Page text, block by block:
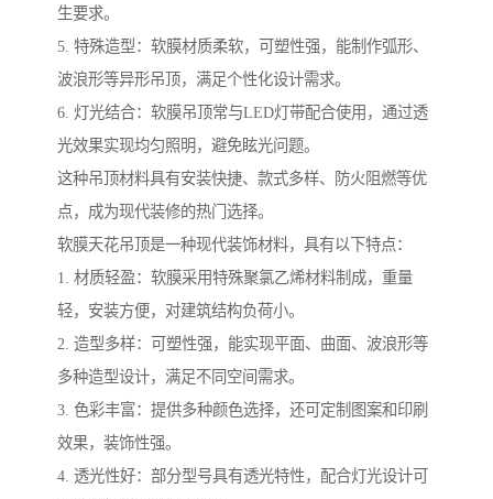
生要求。
5. 特殊造型：软膜材质柔软，可塑性强，能制作弧形、
波浪形等异形吊顶，满足个性化设计需求。
6. 灯光结合：软膜吊顶常与LED灯带配合使用，通过透
光效果实现均匀照明，避免眩光问题。
这种吊顶材料具有安装快捷、款式多样、防火阻燃等优
点，成为现代装修的热门选择。
软膜天花吊顶是一种现代装饰材料，具有以下特点：
1. 材质轻盈：软膜采用特殊聚氯乙烯材料制成，重量
轻，安装方便，对建筑结构负荷小。
2. 造型多样：可塑性强，能实现平面、曲面、波浪形等
多种造型设计，满足不同空间需求。
3. 色彩丰富：提供多种颜色选择，还可定制图案和印刷
效果，装饰性强。
4. 透光性好：部分型号具有透光特性，配合灯光设计可